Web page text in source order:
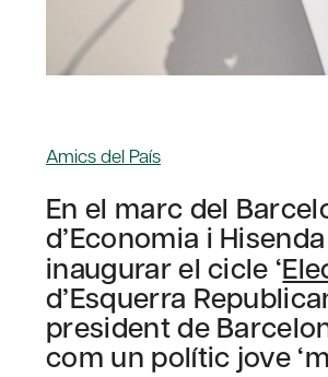
Amics del País
En el marc del
d’Economia i
inaugurar el cicle ‘
d’Esquerra
president de
com un polític jove